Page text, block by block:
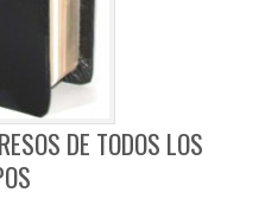
DE TODOS LOS